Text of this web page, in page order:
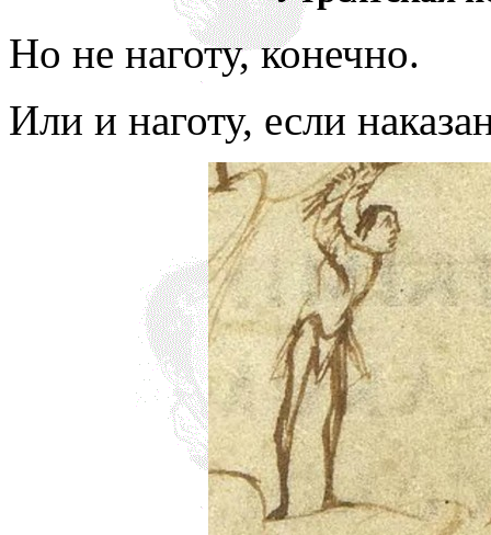
Но не наготу, конечно.
Или и наготу, если